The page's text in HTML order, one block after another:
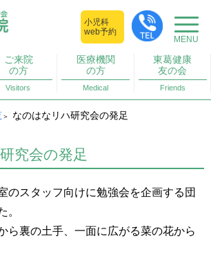
小児科
web予約
ご来院
の方
Visitors
医療機関
の方
Medical
東葛健康
友の会
Friends
なのはなリハ研究会の発足
究会の発足
のスタッフ向けに勉強会を企画する団
。
ら裏の土手、一面に広がる菜の花から